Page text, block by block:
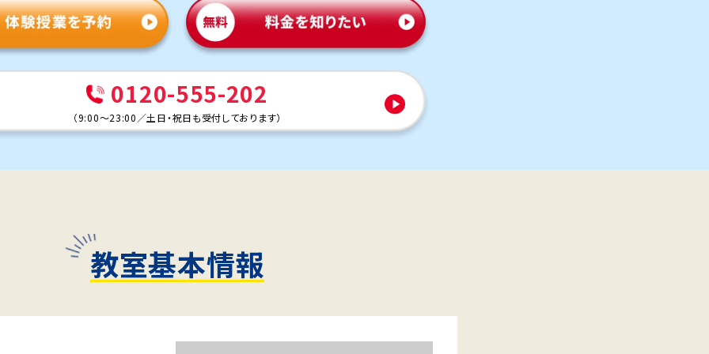
0120-555-202
（9:00～23:00 ／土日・祝日も受付しております）
教室基本情報